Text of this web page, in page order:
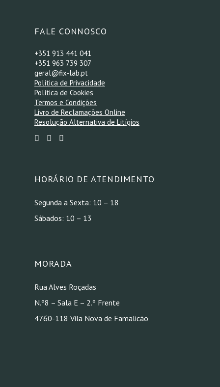
FALE CONNOSCO
+351 913 441 041
+351 963 739 307
geral@fix-lab.pt
Política de Privacidade
Política de Cookies
Termos e Condições
Livro de Reclamações Online
Resolução Alternativa de Litígios
HORÁRIO DE ATENDIMENTO
Segunda a Sexta: 10 – 18
Sábados: 10 – 13
MORADA
Rua Alves Roçadas
N.º8 – Sala E – 2.º Frente
4760-118 Vila Nova de Famalicão